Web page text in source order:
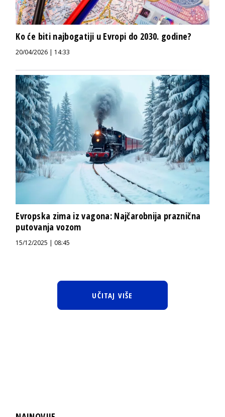
Ko će biti najbogatiji u Evropi do 2030. godine?
20/04/2026 | 14:33
Evropska zima iz vagona: Najčarobnija praznična
putovanja vozom
15/12/2025 | 08:45
UČITAJ VIŠE